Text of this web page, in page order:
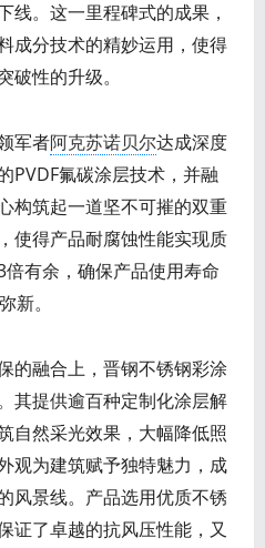
线。这一里程碑式的成果，
成分技术的精妙运用，使得
破性的升级。
军者阿克苏诺贝尔达成深度
PVDF氟碳涂层技术，并融
构筑起一道坚不可摧的双重
使得产品耐腐蚀性能实现质
有余，确保产品使用寿命
新。
融合上，晋钢不锈钢彩涂
其提供逾百种定制化涂层解
自然采光效果，大幅降低照
观为建筑赋予独特魅力，成
风景线。产品选用优质不锈
证了卓越的抗风压性能，又